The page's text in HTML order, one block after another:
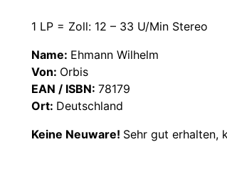
1 LP = Zoll: 12 – 33 U/Min Stereo
Name: Ehmann Wilhelm
Von: Orbis
EAN / ISBN: 78179
Ort: Deutschland
Keine Neuware! Sehr gut erhalten,